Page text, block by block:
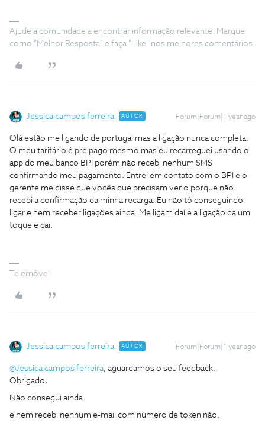
Ajude a comunidade a encontrar informação relevante. Marque
como "Melhor Resposta" e faça "Like" nos melhores comentários.
Jessica campos ferreira AUTOR Forum|Forum|1 year ago
Olá estão me ligando de portugal mas a ligação nunca completa.
O meu tarifário é pré pago mesmo mas eu recarreguei usando o
app do meu banco BPI porém não recebi nenhum SMS
confirmando meu pagamento. Entrei em contato com o BPI e o
gerente me disse que vocês que precisam ver o porque não
recebi a confirmação da minha recarga. Eu não tô conseguindo
ligar e nem receber ligações ainda. Me ligam daí e a ligação da um
toque e cai.
Telemóvel
Jessica campos ferreira AUTOR Forum|Forum|1 year ago
@Jessica campos ferreira, aguardamos o seu feedback.
Obrigado,
Não consegui ainda
e nem recebi nenhum e-mail com número de token não.